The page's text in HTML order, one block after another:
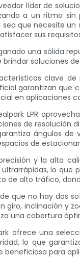
líder de
a un ritmo
sea que necesite
sus
una sólida
soluciones
clave de
garantizan que
en aplicaciones
LPR
de resolución
ángulos
de
y la alta
lo que
de alto tráfico,
que no hay dos
giro, inclinación y
una cobertura
ofrece una
lo que
beneficiosa para